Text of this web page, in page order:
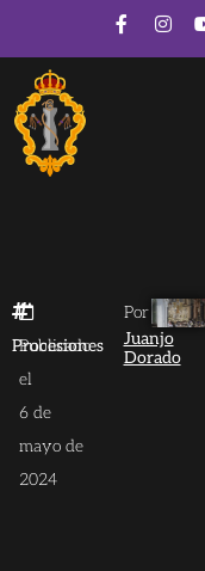
Procesiones
Publicado
el
6 de
mayo de
2024
Por
Juanjo
Dorado